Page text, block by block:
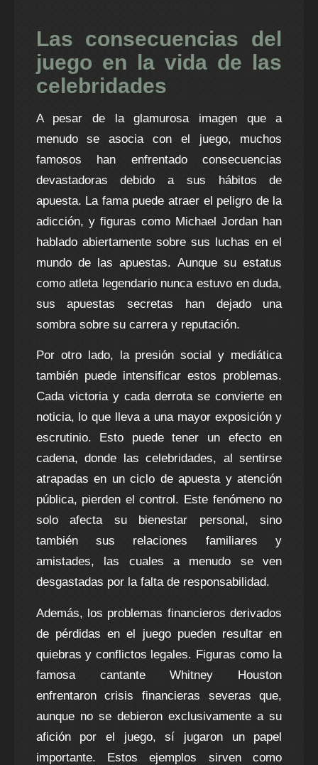
Las consecuencias del
juego en la vida de las
celebridades
A pesar de la glamurosa imagen que a
menudo se asocia con el juego, muchos
famosos han enfrentado consecuencias
devastadoras debido a sus hábitos de
apuesta. La fama puede atraer el peligro de la
adicción, y figuras como Michael Jordan han
hablado abiertamente sobre sus luchas en el
mundo de las apuestas. Aunque su estatus
como atleta legendario nunca estuvo en duda,
sus apuestas secretas han dejado una
sombra sobre su carrera y reputación.
Por otro lado, la presión social y mediática
también puede intensificar estos problemas.
Cada victoria y cada derrota se convierte en
noticia, lo que lleva a una mayor exposición y
escrutinio. Esto puede tener un efecto en
cadena, donde las celebridades, al sentirse
atrapadas en un ciclo de apuesta y atención
pública, pierden el control. Este fenómeno no
solo afecta su bienestar personal, sino
también sus relaciones familiares y
amistades, las cuales a menudo se ven
desgastadas por la falta de responsabilidad.
Además, los problemas financieros derivados
de pérdidas en el juego pueden resultar en
quiebras y conflictos legales. Figuras como la
famosa cantante Whitney Houston
enfrentaron crisis financieras severas que,
aunque no se debieron exclusivamente a su
afición por el juego, sí jugaron un papel
importante. Estos ejemplos sirven como